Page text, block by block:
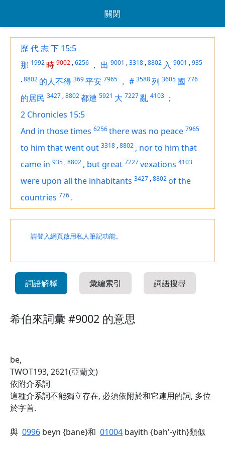
關閉
歷 代 志 下 15:5
那 1992 時 9002 ,6256 ， 出 9001 ,3318 ,8802 入 9001 ,935
,8802 的人不得 369平安 7965 ， # 3588列 3605 國 776
的居民 3427 ,8802都遭 5921 大 7227亂 4103 ；
2 Chronicles 15:5
And in those times 6256there was no peace 7965
to him that went out 3318 ,8802 , nor to him that
came in 935 ,8802 , but great 7227vexations 4103
were upon all the inhabitants 3427 ,8802of the
countries 776 .
請登入網頁啟用私人筆記功能。
詞語解釋 彙編索引 詞語搜尋
希伯來詞彙 #9002 的意思
be,
TWOT193, 2621(亞蘭文)
依附介系詞
這種介系詞不能獨立存在, 必須依附於和它連用的詞, 多位
於字首.
與 0996 beyn {bane}和 01004 bayith {bah'-yith}類似